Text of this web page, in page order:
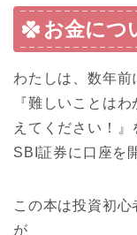
お金につ
わたしは、数年前
『難しいことは
えてください！』
SBI証券に口座を
この本は投資初心
が